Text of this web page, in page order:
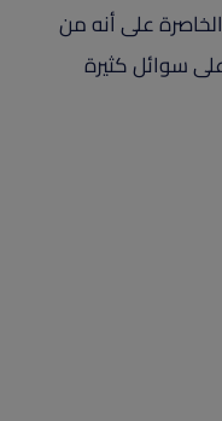
على أنه من
سوائل كثيرة